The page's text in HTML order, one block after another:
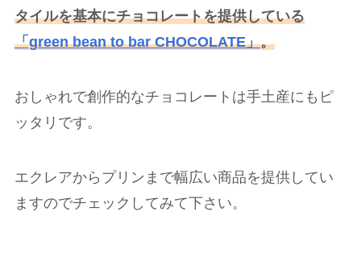
タイルを基本にチョコレートを提供している
「green bean to bar CHOCOLATE」。
おしゃれで創作的なチョコレートは手土産にもピ
ッタリです。
エクレアからプリンまで幅広い商品を提供してい
ますのでチェックしてみて下さい。